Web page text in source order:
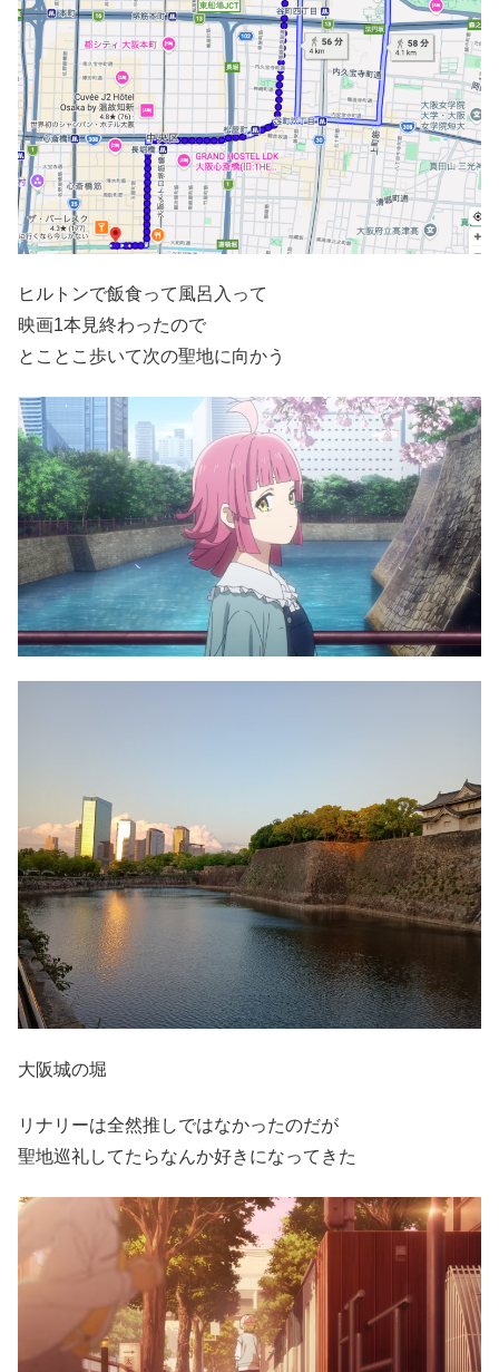
ヒルトンで飯食って風呂入って
映画1本見終わったので
とことこ歩いて次の聖地に向かう
大阪城の堀
リナリーは全然推しではなかったのだが
聖地巡礼してたらなんか好きになってきた